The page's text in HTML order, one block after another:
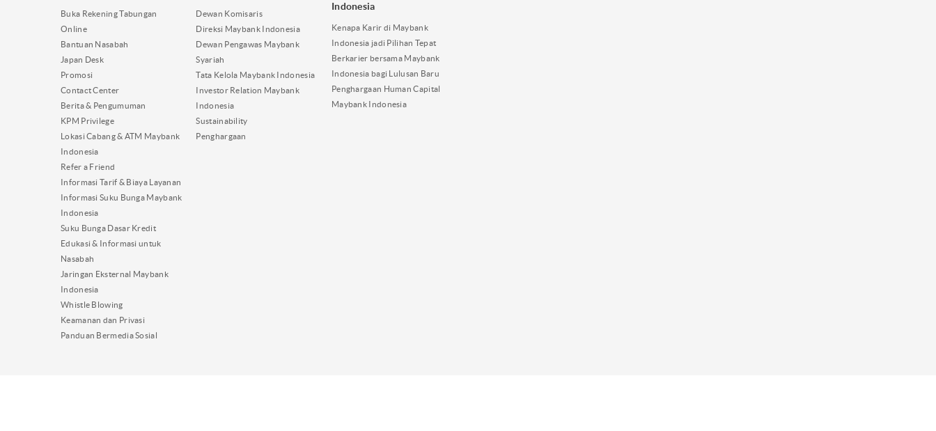
Buka Rekening Tabungan
Online
Bantuan Nasabah
Japan Desk
Promosi
Contact Center
Berita & Pengumuman
KPM Privilege
Lokasi Cabang & ATM Maybank
Indonesia
Refer a Friend
Informasi Tarif & Biaya Layanan
Informasi Suku Bunga Maybank
Indonesia
Suku Bunga Dasar Kredit
Edukasi & Informasi untuk
Nasabah
Jaringan Eksternal Maybank
Indonesia
Whistle Blowing
Keamanan dan Privasi
Panduan Bermedia Sosial
Dewan Komisaris
Direksi Maybank Indonesia
Dewan Pengawas Maybank
Syariah
Tata Kelola Maybank Indonesia
Investor Relation Maybank
Indonesia
Sustainability
Penghargaan
Indonesia
Kenapa Karir di Maybank
Indonesia jadi Pilihan Tepat
Berkarier bersama Maybank
Indonesia bagi Lulusan Baru
Penghargaan Human Capital
Maybank Indonesia